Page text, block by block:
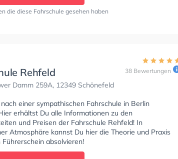
die diese Fahrschule gesehen haben
Rehfeld
Damm 259A, 12349 Schönefeld
38 Bewertungen
einer sympathischen Fahrschule in Berlin
erhältst Du alle Informationen zu den
und Preisen der Fahrschule Rehfeld! In
Atmosphäre kannst Du hier die Theorie und Praxis
absolvieren!